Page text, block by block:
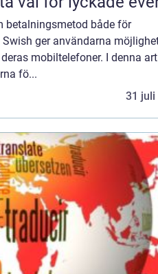
betalningsmetod både för
ger användarna
mobiltelefoner. I denna
fö...
31 juli